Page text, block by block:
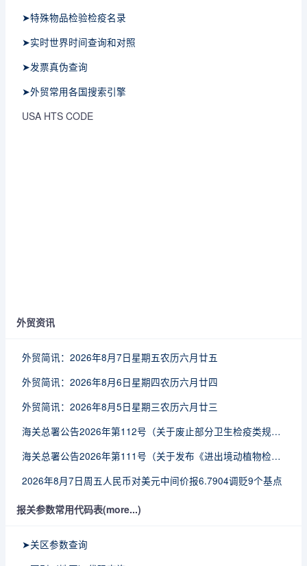
➤特殊物品检验检疫名录
➤实时世界时间查询和对照
➤发票真伪查询
➤外贸常用各国搜索引擎
USA HTS CODE
外贸资讯
外贸简讯：2026年8月7日星期五农历六月廿五
外贸简讯：2026年8月6日星期四农历六月廿四
外贸简讯：2026年8月5日星期三农历六月廿三
海关总署公告2026年第112号（关于废止部分卫生检疫类规范性文件的公告）
海关总署公告2026年第111号（关于发布《进出境动植物检疫处理监督管理工作规定》《进出境卫生处理监督管理工作规定》的公告）
2026年8月7日周五人民币对美元中间价报6.7904调贬9个基点
报关参数常用代码表(more...)
➤关区参数查询